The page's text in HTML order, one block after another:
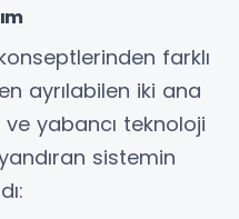
farklı
ayrılabilen iki ana
yabancı teknoloji
sistemin